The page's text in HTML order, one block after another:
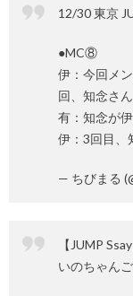
12/30 東京
●MC⑧
伊：今回メ
回、知念さ
有：知念が
伊：3回目、
— ちびまる
【JUMP
いのちゃん